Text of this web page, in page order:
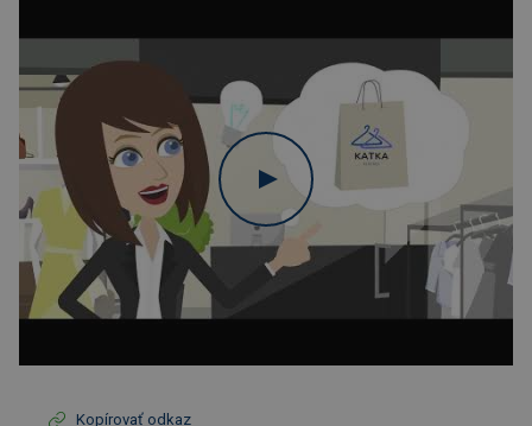
Kopírovať odkaz